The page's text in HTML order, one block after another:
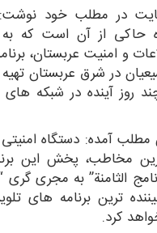
در مطلب خود نوشت:
حاکی از آن است که
و امنیت عربستان،
در شرق عربستان تهیه
آینده در شبکه های
مطلب آمده: دستگاه
مخاطب، پخش این
الثامنة” به مجری گری
ترین برنامه های
کرد.